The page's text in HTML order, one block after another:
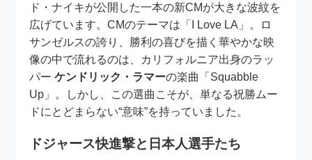
ド・ナイキが公開した一本の新CMが大きな波紋を
広げています。CMのテーマは「I Love LA」。ロ
サンゼルスの誇り、勝利の喜びを描く華やかな映
像の中で流れるのは、カリフォルニア出身のラッ
パーケンドリック・ラマーの楽曲「Squabble
Up」。しかし、この選曲こそが、単なる祝勝ムー
ドにとどまらない“意味”を持っていました。
ドジャース快進撃と日本人選手たち